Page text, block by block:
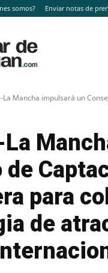
somos? Enviar notas de
La Mancha impulsará un
de
para
de